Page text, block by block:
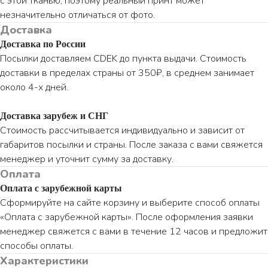
незначительно отличаться от фото.
Доставка
Доставка по России
Посылки доставляем CDEK до пункта выдачи. Стоимость
доставки в пределах страны от 350₽, в среднем занимает
около 4-х дней.
Доставка зарубеж и СНГ
Стоимость рассчитывается индивидуально и зависит от
габаритов посылки и страны. После заказа с вами свяжется
менеджер и уточнит сумму за доставку.
Оплата
Оплата с зарубежной карты
Сформируйте на сайте корзину и выберите способ оплаты
«Оплата с зарубежной карты». После оформления заявки
менеджер свяжется с вами в течение 12 часов и предложит
способы оплаты.
Характеристики